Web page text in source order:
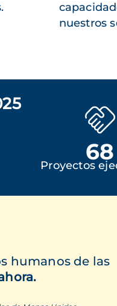
nuestros
68
Proyectos
humanos de las